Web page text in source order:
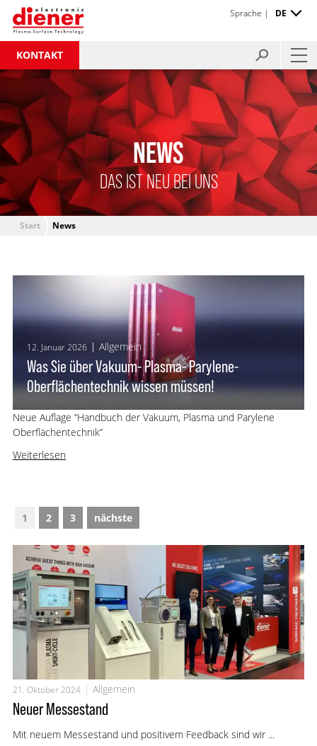
KONTAKT
Sprache | DE
NEWS
DAS IST NEU BEI UNS
Start News
12. Januar 2026 Allgemein
Was Sie über Vakuum- Plasma- Parylene-
Oberflächentechnik wissen müssen!
Neue Auflage “Handbuch der Vakuum, Plasma und Parylene
Oberflächentechnik”
Weiterlesen
1 2 3 nächste
21. Oktober 2024 Allgemein
Neuer Messestand
Mit neuem Messestand und positivem Feedback sind wir ...